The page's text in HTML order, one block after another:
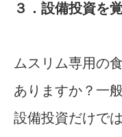
３．設備投資を
ムスリム専用の
ありますか？一
設備投資だけで